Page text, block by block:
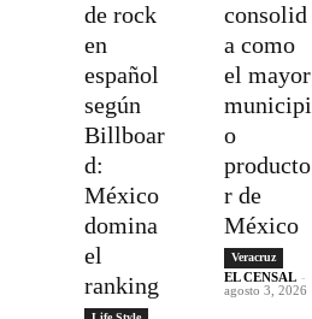
de rock
en
español
según
Billboar
d:
México
domina
el
ranking
consolid
a como
el mayor
municipi
o
producto
r de
México
Veracruz
EL CENSAL -
agosto 3, 2026